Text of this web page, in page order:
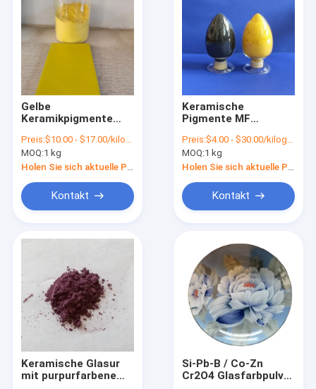
Gelbe
Keramikpigmente
für Keramikfarben
Preis:$10.00 - $17.00/kilograms
MOQ:1 kg
Kontakt
Keramische
Pigmente MF
eine konstante
Glasurfarbe
Preis:$4.00 - $30.00/kilograms
MOQ:1 kg
Kontakt
Keramische Glasur
mit purpurfarbenem
Si-Pb-B / Co-Zn
Cr2O4 Glasfarbpulver